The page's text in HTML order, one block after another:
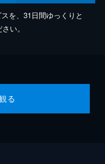
を、31日間ゆっくりと
い。
る